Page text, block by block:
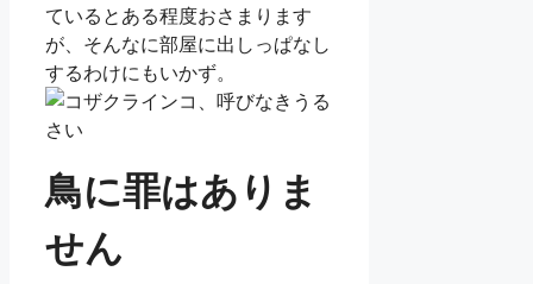
ているとある程度おさまります
が、そんなに部屋に出しっぱなし
するわけにもいかず。
鳥に罪はありま
せん